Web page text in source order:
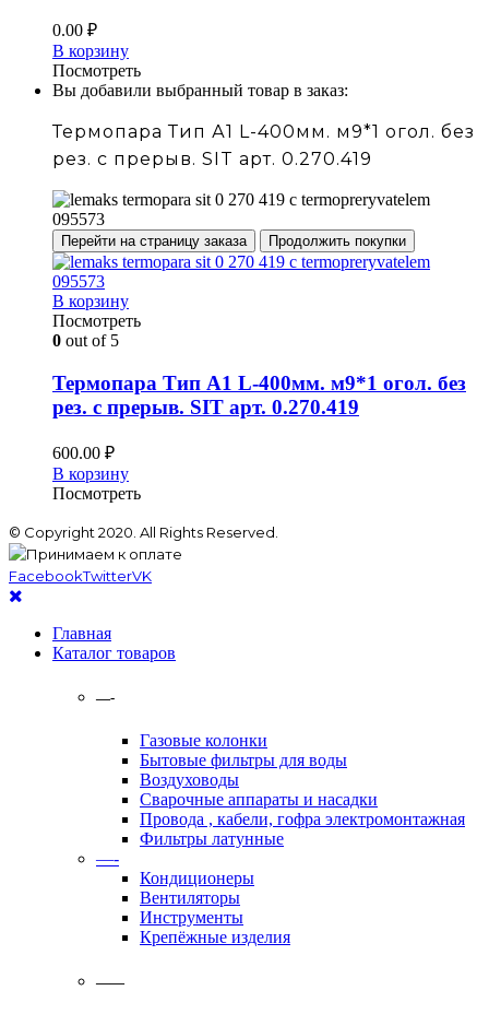
0.00 ₽
В корзину
Посмотреть
Вы добавили выбранный товар в заказ:
Термопара Тип А1 L-400мм. м9*1 огол. без
рез. с прерыв. SIT арт. 0.270.419
Перейти на страницу заказа Продолжить покупки
В корзину
Посмотреть
0 out of 5
Термопара Тип А1 L-400мм. м9*1 огол. без
рез. с прерыв. SIT арт. 0.270.419
600.00 ₽
В корзину
Посмотреть
© Copyright 2020. All Rights Reserved.
FacebookTwitterVK
Главная
Каталог товаров
—-
Газовые колонки
Бытовые фильтры для воды
Воздуховоды
Сварочные аппараты и насадки
Провода , кабели, гофра электромонтажная
Фильтры латунные
—-
Кондиционеры
Вентиляторы
Инструменты
Крепёжные изделия
——